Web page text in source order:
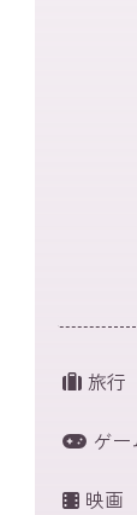
旅行
ゲー
映画